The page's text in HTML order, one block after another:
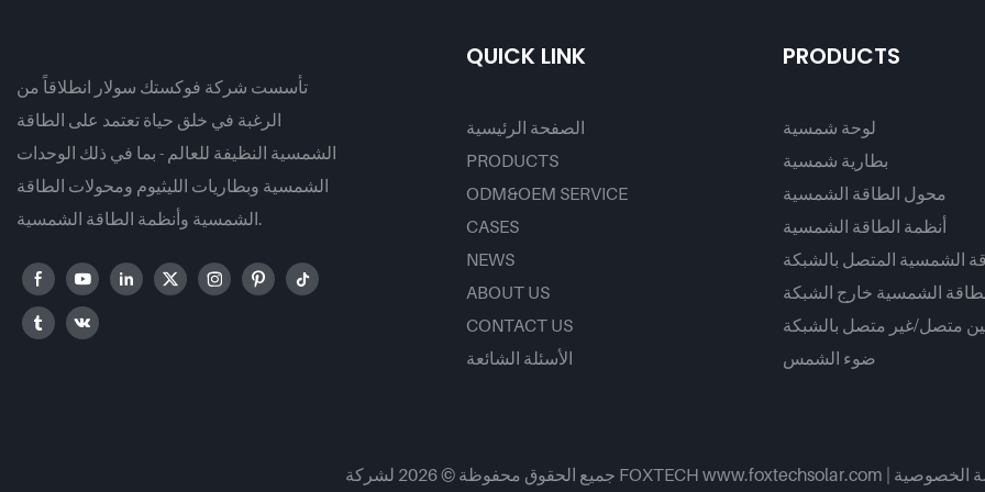
تأسست شركة فوكستك سولار انطلاقاً من
الرغبة في خلق حياة تعتمد على الطاقة
الشمسية النظيفة للعالم - بما في ذلك الوحدات
الشمسية وبطاريات الليثيوم ومحولات الطاقة
الشمسية وأنظمة الطاقة الشمسية.
QUICK LINK
الصفحة الرئيسية
PRODUCTS
ODM&OEM SERVICE
CASES
NEWS
ABOUT US
CONTACT US
الأسئلة الشائعة
PRODUCTS
لوحة شمسية
بطارية شمسية
محول الطاقة الشمسية
أنظمة الطاقة الشمسية
الشمسية المتصل بالشبكة
الشمسية خارج الشبكة
متصل/غير متصل بالشبكة
ضوء الشمس
جميع الحقوق محفوظة © 2026 لشركة FOXTECH www.foxtechsolar.com | الخصوصية